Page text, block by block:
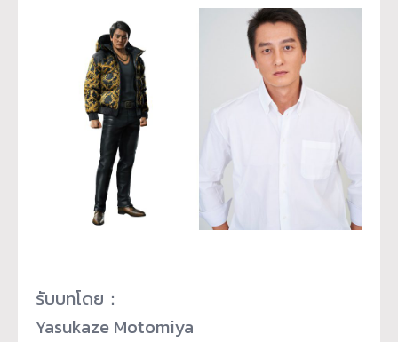
รับบทโดย：
Yasukaze Motomiya